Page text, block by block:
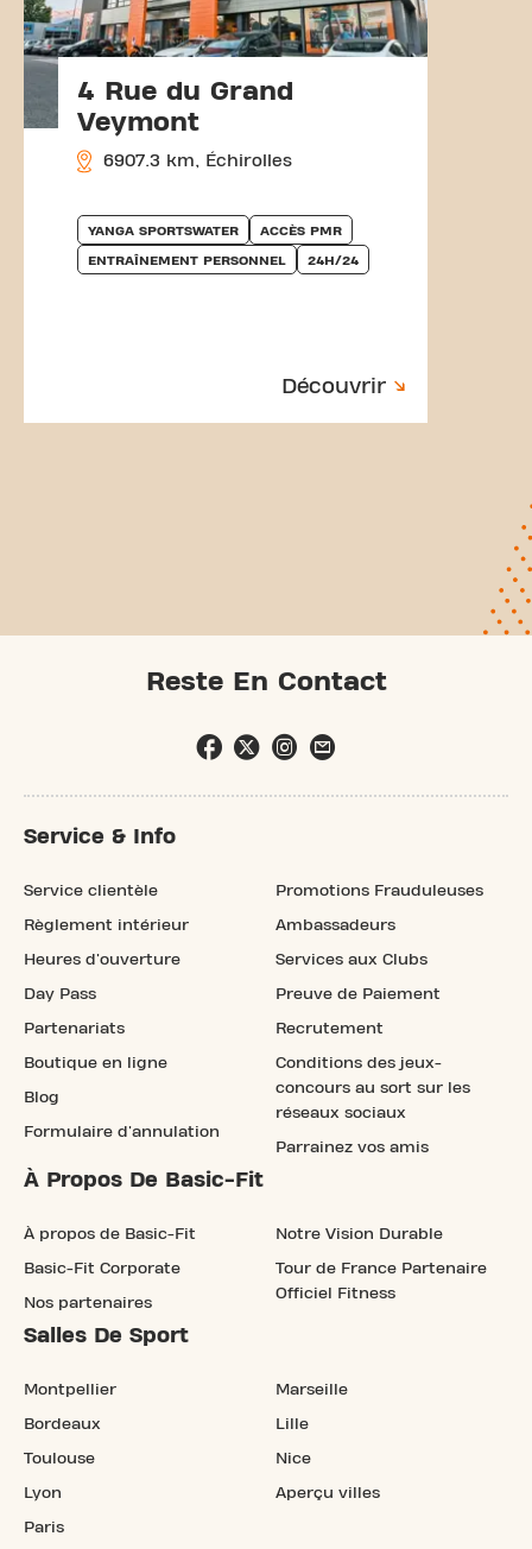
4 Rue du Grand
Veymont
6907.3 km, Échirolles
YANGA SPORTSWATER ACCÈS PMR
ENTRAÎNEMENT PERSONNEL 24H/24
Découvrir
Reste En Contact
Service & Info
Service clientèle
Règlement intérieur
Heures d'ouverture
Day Pass
Partenariats
Boutique en ligne
Blog
Formulaire d'annulation
Promotions Frauduleuses
Ambassadeurs
Services aux Clubs
Preuve de Paiement
Recrutement
Conditions des jeux-
concours au sort sur les
réseaux sociaux
Parrainez vos amis
À Propos De Basic-Fit
À propos de Basic-Fit
Basic-Fit Corporate
Nos partenaires
Notre Vision Durable
Tour de France Partenaire
Officiel Fitness
Salles De Sport
Montpellier
Bordeaux
Toulouse
Lyon
Paris
Marseille
Lille
Nice
Aperçu villes